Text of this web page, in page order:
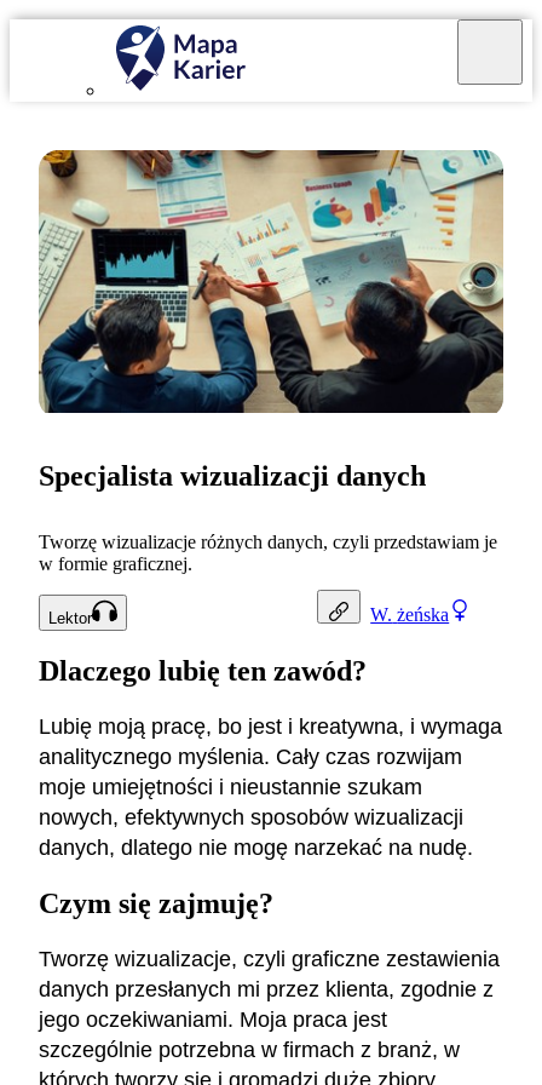
W. żeńska
Specjalista wizualizacji danych
Tworzę wizualizacje różnych danych, czyli przedstawiam je
w formie graficznej.
Lektor
Dlaczego lubię ten zawód?
Lubię moją pracę, bo jest i kreatywna, i wymaga
analitycznego myślenia. Cały czas rozwijam
moje umiejętności i nieustannie szukam
nowych, efektywnych sposobów wizualizacji
danych, dlatego nie mogę narzekać na nudę.
Czym się zajmuję?
Tworzę wizualizacje, czyli graficzne zestawienia
danych przesłanych mi przez klienta, zgodnie z
jego oczekiwaniami. Moja praca jest
szczególnie potrzebna w firmach z branż, w
których tworzy się i gromadzi duże zbiory